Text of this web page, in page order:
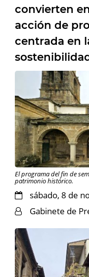
convierten
acción de
centrada en
El programa del fin de
patrimonio histórico.
sábado, 8 de
Gabinete de